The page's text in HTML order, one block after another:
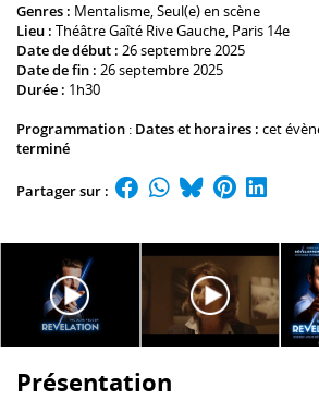
Genres : Mentalisme,Seul(e) en scène
Lieu : Théâtre Gaîté Rive Gauche, Paris 14e
Date de début : 26 septembre 2025
Date de fin : 26 septembre 2025
Durée : 1h30
Programmation : Dates et horaires : cet
terminé
Partager sur :
Présentation